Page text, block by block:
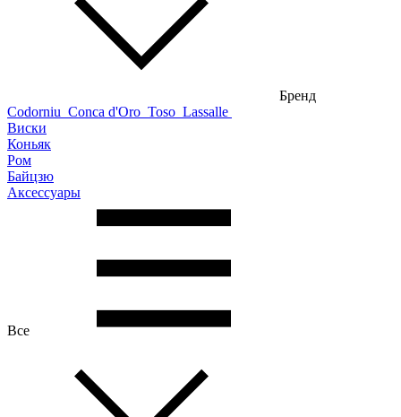
Бренд
Codorniu Conca d'Oro Toso Lassalle
Виски
Коньяк
Ром
Байцзю
Аксессуары
Все